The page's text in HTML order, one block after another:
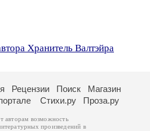
Хранитель Валтэйра
Рецензии Поиск
Магазин
Стихи.ру Проза.ру
авторам возможность
произведений в